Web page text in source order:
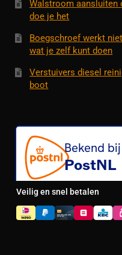
Walstroom aansluiten
doe je het
Boegschroef werkt
wat je zelf kunt doen
Verstuivers diesel
boot
Veilig en snel betalen